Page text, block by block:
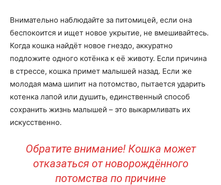
Внимательно наблюдайте за питомицей, если она
беспокоится и ищет новое укрытие, не вмешивайтесь.
Когда кошка найдёт новое гнездо, аккуратно
подложите одного котёнка к её животу. Если причина
в стрессе, кошка примет малышей назад. Если же
молодая мама шипит на потомство, пытается ударить
котенка лапой или душить, единственный способ
сохранить жизнь малышей – это выкармливать их
искусственно.
Обратите внимание! Кошка может
отказаться от новорождённого
потомства по причине